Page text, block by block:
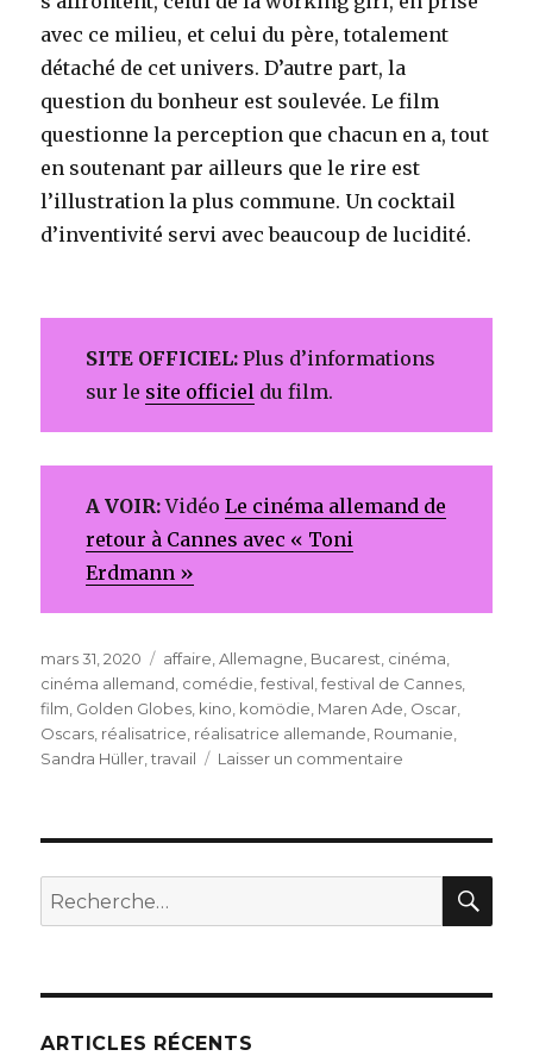
avec ce milieu, et celui du père, totalement
détaché de cet univers. D’autre part, la
question du bonheur est soulevée. Le film
questionne la perception que chacun en a, tout
en soutenant par ailleurs que le rire est
l’illustration la plus commune. Un cocktail
d’inventivité servi avec beaucoup de lucidité.
SITE OFFICIEL: Plus d’informations
sur le site officiel du film.
A VOIR:VidéoLe cinéma allemand de
retour à Cannes avec « Toni
Erdmann »
Publié
le
mars 31, 2020 Étiquettes
affaire ,Allemagne Bucarest cinéma
cinéma allemand comédie ,festival ,festival de Cannes
film Golden Globes kino komödie Maren Ade Oscar
Oscars réalisatrice réalisatrice allemande Roumanie
Sandra Hüller ,travail Laisser un commentaire
Recherche
pour
ARTICLES RÉCENTS